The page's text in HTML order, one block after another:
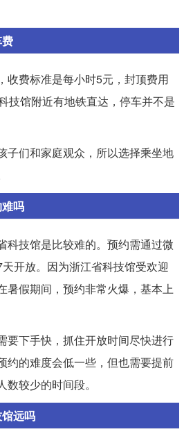
收费标准是每小时5元，封顶费用
技馆附近有地铁直达，停车并不是
子们和家庭观众，所以选择乘坐地
吗
科技馆是比较难的。预约需通过微
开放。因为浙江省科技馆受欢迎
暑假期间，预约非常火爆，基本上
要下手快，抓住开放时间尽快进行
约的难度会低一些，但也需要提前
较少的时间段。
远吗